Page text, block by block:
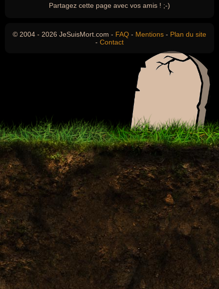
Partagez cette page avec vos amis ! ;-)
© 2004 - 2026 JeSuisMort.com - FAQ - Mentions - Plan du site
- Contact